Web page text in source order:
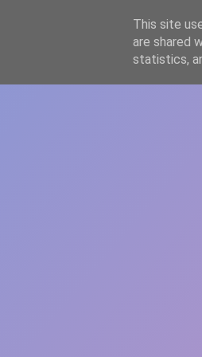
This site
are shared
statistics,